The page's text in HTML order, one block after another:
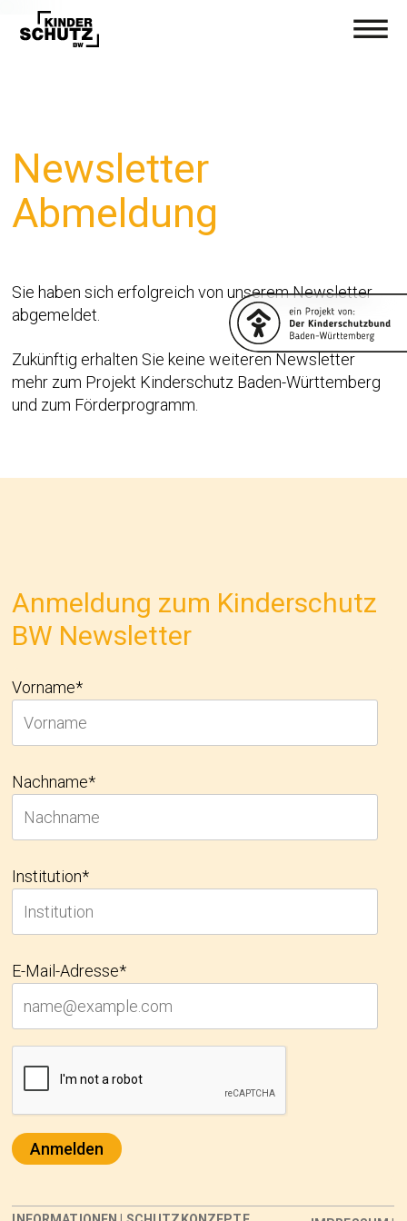
Newsletter
Abmeldung
Sie haben sich erfolgreich von unserem Newsletter
abgemeldet.
Zukünftig erhalten Sie keine weiteren Newsletter
mehr zum Projekt Kinderschutz Baden-Württemberg
und zum Förderprogramm.
Anmeldung zum Kinderschutz
BW Newsletter
Vorname*
Nachname*
Institution*
E-Mail-Adresse*
Anmelden